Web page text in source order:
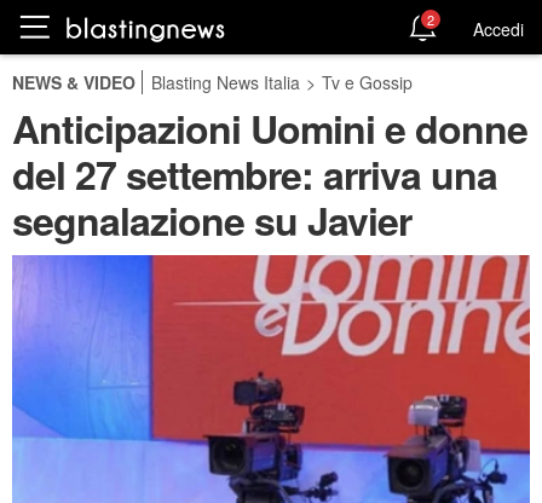
2 Accedi
NEWS & VIDEO Blasting News Italia > Tv e Gossip
Anticipazioni Uomini e donne
del 27 settembre: arriva una
segnalazione su Javier